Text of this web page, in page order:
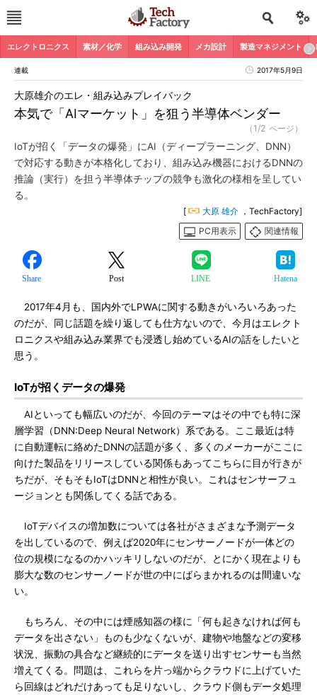
エレクトロニクス 素材／化学 組み込み開発 メカ設計 製造マネジメント
連載 2017年5月9日
本気で「AIマーケット」を狙う半導体ベンダー
大原雄介のエレ・組み込みプレイバック
（1/2 ページ）
IoTが招く「データの爆発」にAI（ディープラーニング、DNN）
で対応する動きが本格化しており、組み込み機器におけるDNNの
推論（実行）を担う半導体チップの競争も激化の様相を呈してい
る。
[ 大原 雄介 ，TechFactory]
PC用表示
関連情報
Share Post LINE Hatena
2017年4月も、国内外でLPWAに関する動きがいろいろあった
のだが、同じ話題を繰り返しても仕方ないので、今月はエレクト
ロニクスや組み込み業界でも浸透し始めているAIの話をしたいと
思う。
IoTが招くデータの爆発
AIといっても幅広いのだが、今回のテーマはその中でも特に深
層学習（DNN:Deep Neural Network）系である。ここ最近は特
に自動運転に絡めたDNNの話題が多く、多くのメーカーがここに
向けた製品をリリースしている関係もあってこちらに目が行きが
ちだが、そもそもIoTはDNNと相性が良い。これはセンサーフュ
ージョンとも関係してくる話である。
IoTデバイスの増加数については各社がさまざまな予測データ
を出しているので、例えば2020年にセンサーノードが一体どの
位の規模になるのかハッキリしないのだが、とにかく現在よりも
膨大な数のセンサーノードが世の中にばらまかれるのは間違いな
い。
もちろん、その中には煙感知器の様に「何も起きなければ何も
データを出さない」ものも少なくないが、建物や地盤などの変移
状況、振動の具合など継続的にデータを送り出すセンサーも当然
増えてくる。問題は、これらを片っ端からクラウドに上げていた
ら回線はどれだけあっても足りないし、クラウド側もデータ処理